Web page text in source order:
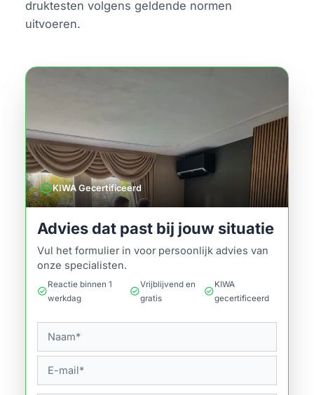
druktesten volgens geldende normen
uitvoeren.
verifiedKIWA Gecertificeerd
Advies dat past bij jouw situatie
Vul het formulier in voor persoonlijk advies van
onze specialisten.
check_circle
Reactie binnen 1
werkdag
check_circle
Vrijblijvend en
gratis
check_circle
KIWA
gecertificeerd